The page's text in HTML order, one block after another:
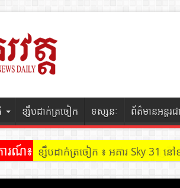
ខ្សឹបដាក់ត្រចៀក ទស្សនៈ ព័ត៌មានអន្តរជ
ារណ៍៖ ខ្សឹបដាក់ត្រចៀក ៖ ដល់ករ ! ឈ្មួញដឹក